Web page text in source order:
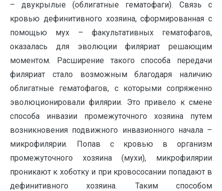
– двукрылые (облигатные гематофаги). Связь с
кровью дефинитивного хозяина, сформированная с
помощью мух – факультативных гематофагов,
оказалась для эволюции филяриат решающим
моментом. Расширение такого способа передачи
филяриат стало возможным благодаря наличию
облигатные гематофагов, с которыми сопряженно
эволюционировали филярии. Это привело к смене
способа инвазии промежуточного хозяина путем
возникновения подвижного инвазионного начала –
микрофилярии. Попав с кровью в организм
промежуточного хозяина (мухи), микрофилярии
проникают к хоботку и при кровососании попадают в
дефинитивного хозяина. Таким способом